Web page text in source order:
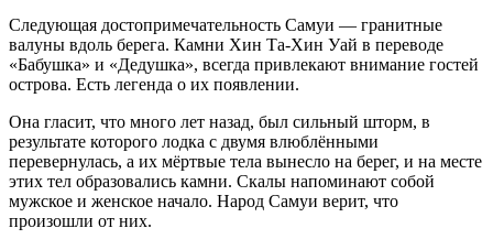
Следующая достопримечательность Самуи — гранитные
валуны вдоль берега. Камни Хин Та-Хин Уай в переводе
«Бабушка» и «Дедушка», всегда привлекают внимание гостей
острова. Есть легенда о их появлении.
Она гласит, что много лет назад, был сильный шторм, в
результате которого лодка с двумя влюблёнными
перевернулась, а их мёртвые тела вынесло на берег, и на месте
этих тел образовались камни. Скалы напоминают собой
мужское и женское начало. Народ Самуи верит, что
произошли от них.